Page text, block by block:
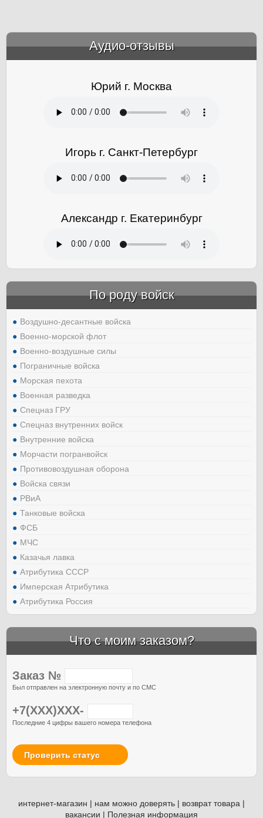
Аудио-отзывы
Юрий г. Москва
Игорь г. Санкт-Петербург
Александр г. Екатеринбург
По роду войск
Воздушно-десантные войска
Военно-морской флот
Военно-воздушные силы
Пограничные войска
Морская пехота
Военная разведка
Спецназ ГРУ
Спецназ внутренних войск
Внутренние войска
Морчасти погранвойск
Противовоздушная оборона
Войска связи
РВиА
Танковые войска
ФСБ
МЧС
Казачья лавка
Атрибутика СССР
Имперская Атрибутика
Атрибутика Россия
Что с моим заказом?
Заказ №
Был отправлен на электронную почту и по СМС
+7(XXX)XXX-
Последние 4 цифры вашего номера телефона
Проверить статус
интернет-магазин | нам можно доверять | возврат товара |
вакансии | Полезная информация